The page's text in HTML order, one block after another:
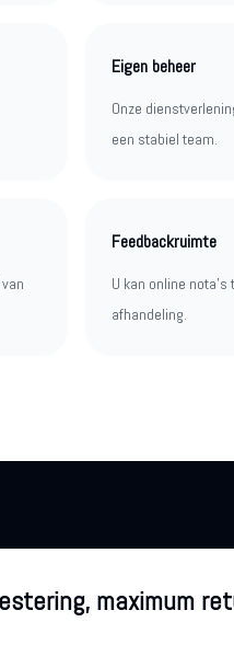
Eigen beheer
Onze
een stabiel team.
Feedbackruimte
U kan online
afhandeling.
maximum